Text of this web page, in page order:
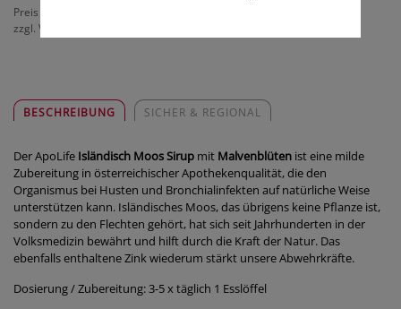
Preis inkl. MwSt.
zzgl. Versandkosten
BESCHREIBUNG SICHER & REGIONAL
Der ApoLife Isländisch Moos Sirup mit Malvenblüten ist eine milde
Zubereitung in österreichischer Apothekenqualität, die den
Organismus bei Husten und Bronchialinfekten auf natürliche Weise
unterstützen kann. Isländisches Moos, das übrigens keine Pflanze ist,
sondern zu den Flechten gehört, hat sich seit Jahrhunderten in der
Volksmedizin bewährt und hilft durch die Kraft der Natur. Das
ebenfalls enthaltene Zink wiederum stärkt unsere Abwehrkräfte.
Dosierung / Zubereitung: 3-5 x täglich 1 Esslöffel